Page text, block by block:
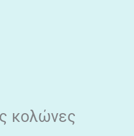
κολώνες